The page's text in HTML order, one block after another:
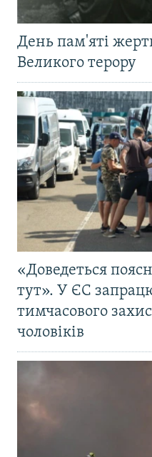
День пам'яті
Великого терору
«Доведеться
тут». У ЄС
тимчасового
чоловіків